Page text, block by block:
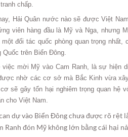
chấp.
Hải Quân nước nào sẽ được Việt
viên hàng đầu là Mỹ và Nga, nhưng
đối tác quốc phòng quan trọng nhất,
trên Biển Đông.
mời Mỹ vào Cam Ranh, là sự hiện
nhờ các cơ sở mà Bắc Kinh vừa
sẽ gây tổn hại nghiêm trọng quan hệ
cho Việt Nam.
dự vào Biển Đông chưa được rõ rệt
đón Mỹ không lớn bằng cái hại